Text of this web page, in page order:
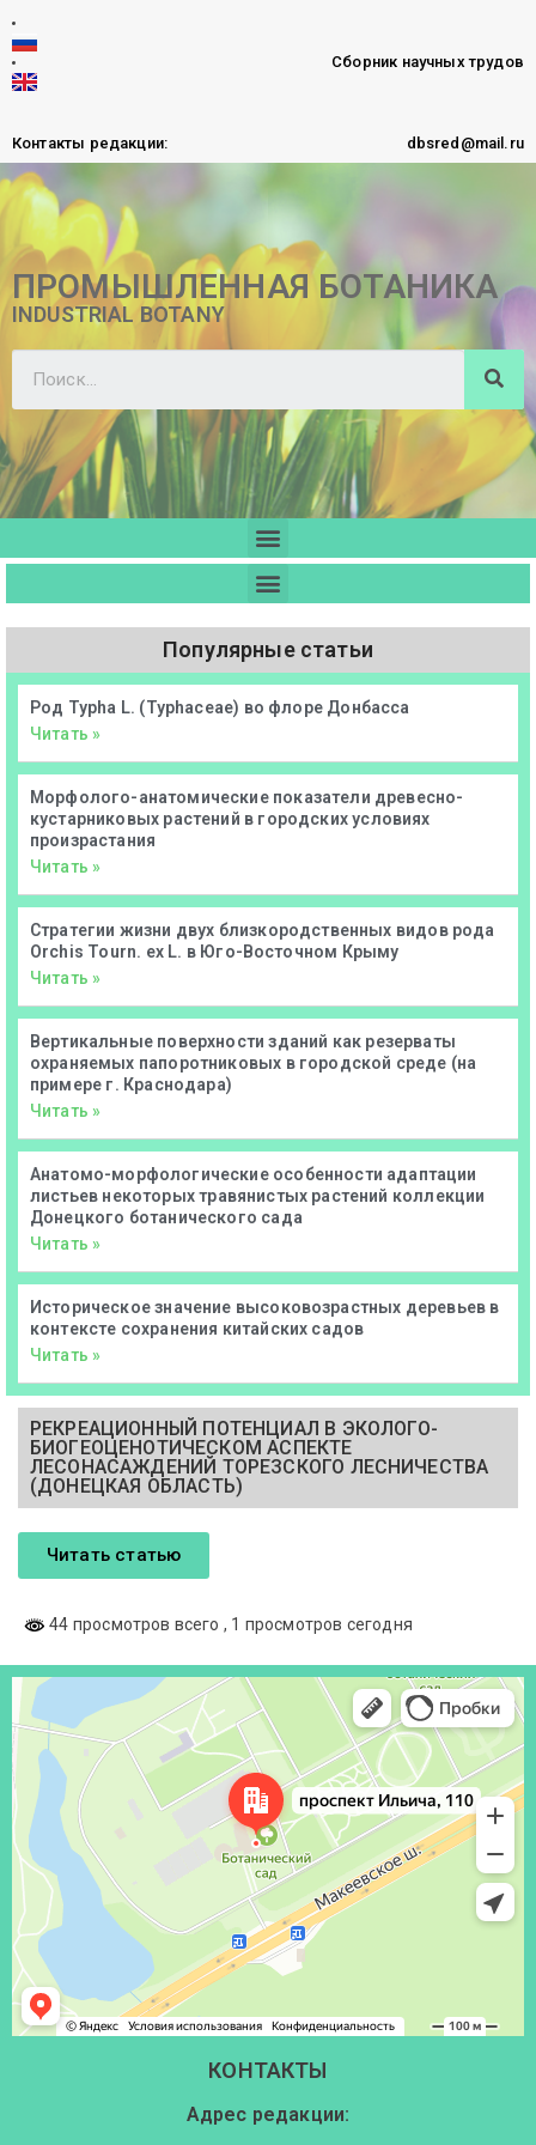
Сборник научных трудов
Контакты редакции: dbsred@mail.ru
ПРОМЫШЛЕННАЯ БОТАНИКА
INDUSTRIAL BOTANY
Популярные статьи
Род Typha L. (Typhaceae) во флоре Донбасса
Читать »
Морфолого-анатомические показатели древесно-
кустарниковых растений в городских условиях
произрастания
Читать »
Стратегии жизни двух близкородственных видов рода
Orchis Tourn. ex L. в Юго-Восточном Крыму
Читать »
Вертикальные поверхности зданий как резерваты
охраняемых папоротниковых в городской среде (на
примере г. Краснодара)
Читать »
Анатомо-морфологические особенности адаптации
листьев некоторых травянистых растений коллекции
Донецкого ботанического сада
Читать »
Историческое значение высоковозрастных деревьев в
контексте сохранения китайских садов
Читать »
РЕКРЕАЦИОННЫЙ ПОТЕНЦИАЛ В ЭКОЛОГО-
БИОГЕОЦЕНОТИЧЕСКОМ АСПЕКТЕ
ЛЕСОНАСАЖДЕНИЙ ТОРЕЗСКОГО ЛЕСНИЧЕСТВА
(ДОНЕЦКАЯ ОБЛАСТЬ)
Читать статью
44 просмотров всего , 1 просмотров сегодня
Донецк
Проспект Ильича, 110 — Яндекс Карты
КОНТАКТЫ
Адрес редакции: